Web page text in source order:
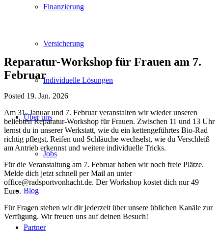
Finanzierung
Versicherung
Individuelle Lösungen
Über uns
Jobs
Blog
Partner
Reparatur-Workshop für Frauen am 7.
Februar
Posted 19. Jan. 2026
Am 31. Januar und 7. Februar veranstalten wir wieder unseren
beliebten Reparatur-Workshop für Frauen. Zwischen 11 und 13 Uhr
lernst du in unserer Werkstatt, wie du ein kettengeführtes Bio-Rad
richtig pflegst, Reifen und Schläuche wechselst, wie du Verschleiß
am Antrieb erkennst und weitere individuelle Tricks.
Für die Veranstaltung am 7. Februar haben wir noch freie Plätze.
Melde dich jetzt schnell per Mail an unter
office@radsportvonhacht.de. Der Workshop kostet dich nur 49
Euro.
Für Fragen stehen wir dir jederzeit über unsere üblichen Kanäle zur
Verfügung. Wir freuen uns auf deinen Besuch!